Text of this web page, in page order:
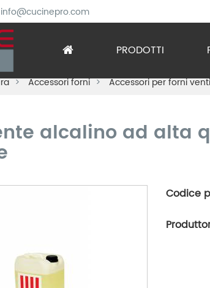
info@cucinepro.com
PRODOTTI
Arredo Inox
Accessori forni Accessori per forni
alcalino ad alta
Codice